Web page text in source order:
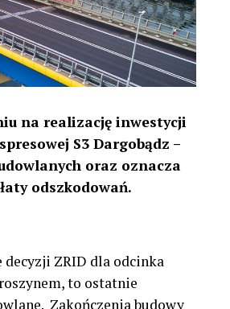
na realizację inwestycji
S3 Dargobądz –
oraz oznacza
odszkodowań.
ZRID dla odcinka
to ostatnie
Zakończenia budowy